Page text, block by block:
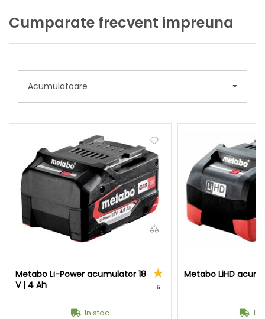
Cumparate frecvent impreuna
Acumulatoare
Metabo Li-Power acumulator 18
V | 4 Ah
5
In stoc
Metabo LiHD
In